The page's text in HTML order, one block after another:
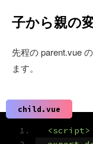
子から親の
先程の parent.vue
ます。
child.vue
<script>